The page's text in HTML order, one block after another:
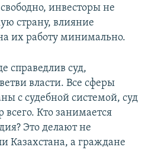
инвесторы не
страну, влияние
их работу минимально.
справедлив суд,
власти. Все сферы
с судебной системой, суд
Кто занимается
Это делают не
Казахстана, а граждане